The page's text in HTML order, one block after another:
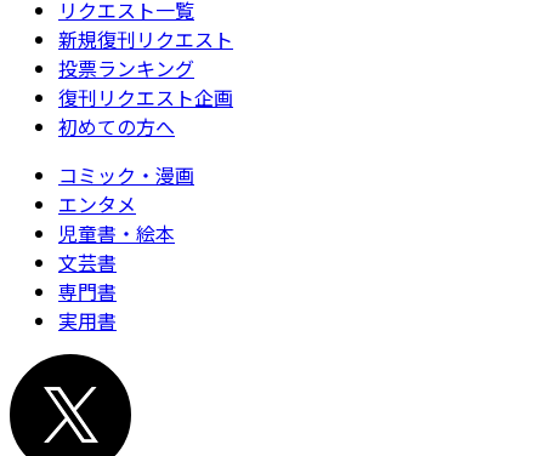
リクエスト一覧
新規復刊リクエスト
投票ランキング
復刊リクエスト企画
初めての方へ
コミック・漫画
エンタメ
児童書・絵本
文芸書
専門書
実用書